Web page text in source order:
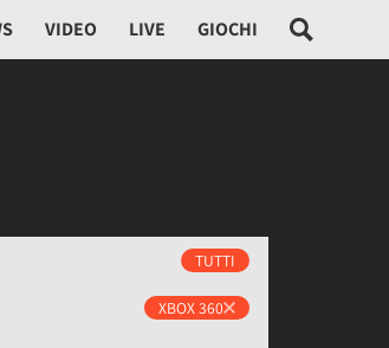
VIDEO LIVE GIOCHI
TUTTI
XBOX 360